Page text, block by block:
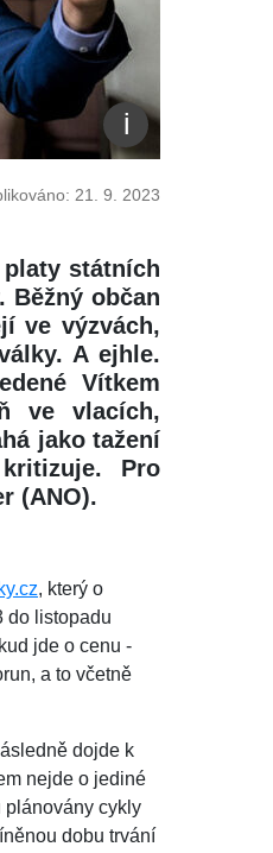
21. 9. 2023
platy státních
Běžný občan
ve výzvách,
A ejhle.
Vítkem
ve vlacích,
jako tažení
Pro
(ANO).
, který o
do listopadu
jde o cenu -
a to včetně
dojde k
nejde o jediné
plánovány cykly
dobu trvání